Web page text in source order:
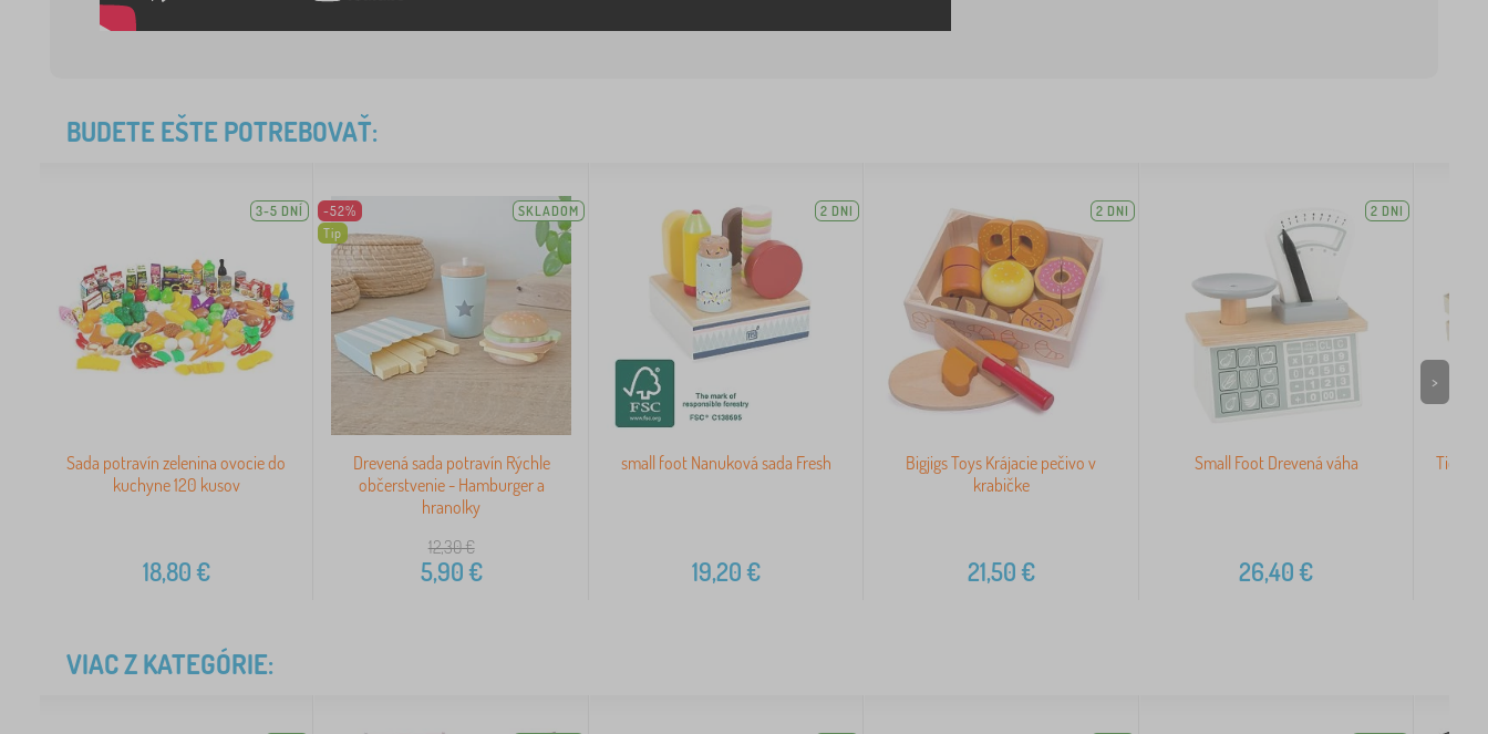
BUDETE EŠTE POTREBOVAŤ:
3-5 DNÍ
Sada potravín zelenina ovocie do
kuchyne 120 kusov
18,80€
-52%
Tip
SKLADOM
Drevená sada potravín Rýchle
občerstvenie - Hamburger a
hranolky
12,30€
5,90€
2 DNI
small foot Nanuková sada Fresh
19,20€
2 DNI
Bigjigs Toys Krájacie pečivo v
krabičke
21,50€
2 DNI
Small Foot Drevená váha
26,40€
Tidlo
>
VIAC Z KATEGÓRIE: